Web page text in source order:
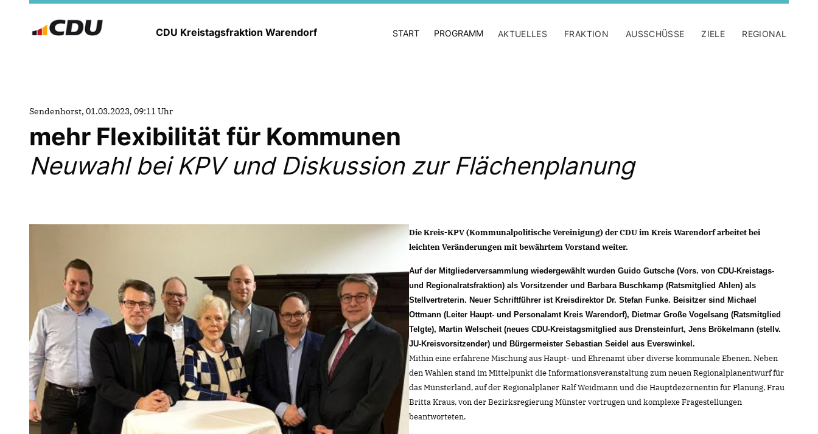
CDU Kreistagsfraktion Warendorf START PROGRAMM AKTUELLES FRAKTION AUSSCHÜSSE ZIELE REGIONAL
Sendenhorst, 01.03.2023, 09:11 Uhr
mehr Flexibilität für Kommunen
Neuwahl bei KPV und Diskussion zur Flächenplanung
Die Kreis-KPV (Kommunalpolitische Vereinigung) der CDU im Kreis Warendorf arbeitet bei
leichten Veränderungen mit bewährtem Vorstand weiter.
Auf der Mitgliederversammlung wiedergewählt wurden Guido Gutsche (Vors. von CDU-Kreistags-
und Regionalratsfraktion) als Vorsitzender und Barbara Buschkamp (Ratsmitglied Ahlen) als
Stellvertreterin. Neuer Schriftführer ist Kreisdirektor Dr. Stefan Funke. Beisitzer sind Michael
Ottmann (Leiter Haupt- und Personalamt Kreis Warendorf), Dietmar Große Vogelsang (Ratsmitglied
Telgte), Martin Welscheit (neues CDU-Kreistagsmitglied aus Drensteinfurt, Jens Brökelmann (stellv.
JU-Kreisvorsitzender) und Bürgermeister Sebastian Seidel aus Everswinkel.
Mithin eine erfahrene Mischung aus Haupt- und Ehrenamt über diverse kommunale Ebenen. Neben
den Wahlen stand im Mittelpunkt die Informationsveranstaltung zum neuen Regionalplanentwurf für
das Münsterland, auf der Regionalplaner Ralf Weidmann und die Hauptdezernentin für Planung, Frau
Britta Kraus, von der Bezirksregierung Münster vortrugen und komplexe Fragestellungen
beantworteten.